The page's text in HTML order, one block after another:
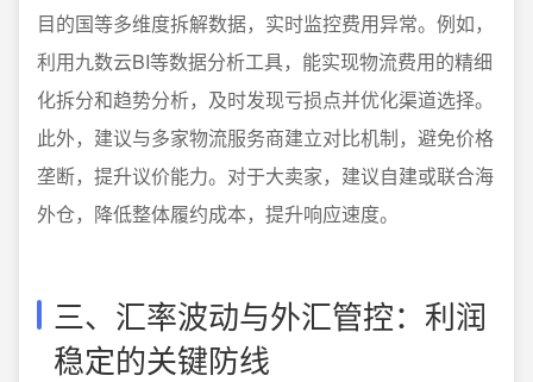
目的国等多维度拆解数据，实时监控费用异常。例如，
利用九数云BI等数据分析工具，能实现物流费用的精细
化拆分和趋势分析，及时发现亏损点并优化渠道选择。
此外，建议与多家物流服务商建立对比机制，避免价格
垄断，提升议价能力。对于大卖家，建议自建或联合海
外仓，降低整体履约成本，提升响应速度。
三、汇率波动与外汇管控：利润
稳定的关键防线